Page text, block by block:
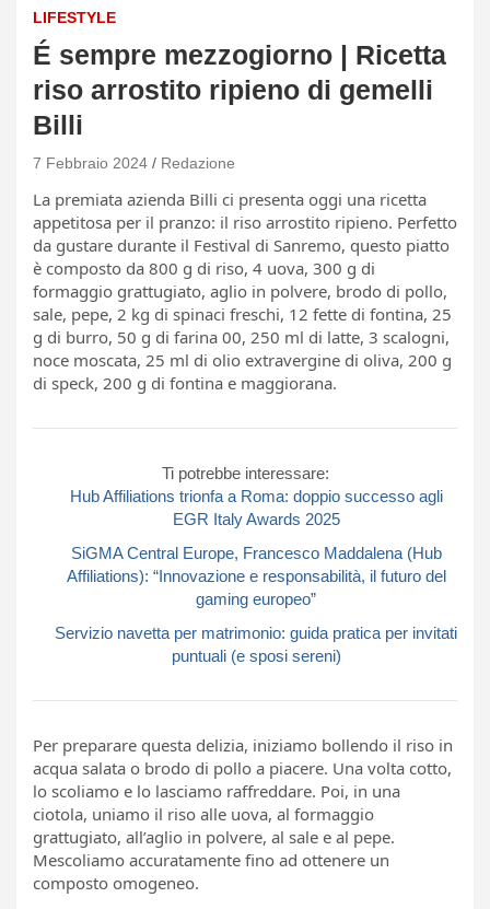
LIFESTYLE
É sempre mezzogiorno | Ricetta
riso arrostito ripieno di gemelli
Billi
7 Febbraio 2024 Redazione
La premiata azienda Billi ci presenta oggi una ricetta
appetitosa per il pranzo: il riso arrostito ripieno. Perfetto
da gustare durante il Festival di Sanremo, questo piatto
è composto da 800 g di riso, 4 uova, 300 g di
formaggio grattugiato, aglio in polvere, brodo di pollo,
sale, pepe, 2 kg di spinaci freschi, 12 fette di fontina, 25
g di burro, 50 g di farina 00, 250 ml di latte, 3 scalogni,
noce moscata, 25 ml di olio extravergine di oliva, 200 g
di speck, 200 g di fontina e maggiorana.
Ti potrebbe interessare:
Hub Affiliations trionfa a Roma: doppio successo agli
EGR Italy Awards 2025
SiGMA Central Europe, Francesco Maddalena (Hub
Affiliations): “Innovazione e responsabilità, il futuro del
gaming europeo”
Servizio navetta per matrimonio: guida pratica per invitati
puntuali (e sposi sereni)
Per preparare questa delizia, iniziamo bollendo il riso in
acqua salata o brodo di pollo a piacere. Una volta cotto,
lo scoliamo e lo lasciamo raffreddare. Poi, in una
ciotola, uniamo il riso alle uova, al formaggio
grattugiato, all’aglio in polvere, al sale e al pepe.
Mescoliamo accuratamente fino ad ottenere un
composto omogeneo.